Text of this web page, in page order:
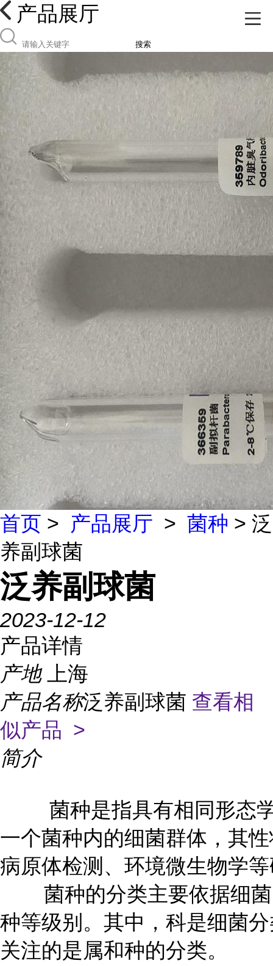
产品展厅
搜索
首页 > 产品展厅 > 菌种 > 泛
养副球菌
泛养副球菌
2023-12-12
产品详情
产地
上海
产品名称泛养副球菌 查看相
似产品 >
简介
菌种是指具有相同形态学
一个菌种内的细菌群体，其
病原体检测、环境微生物学
菌种的分类主要依据细菌
种等级别。其中，科是细菌
关注的是属和种的分类。